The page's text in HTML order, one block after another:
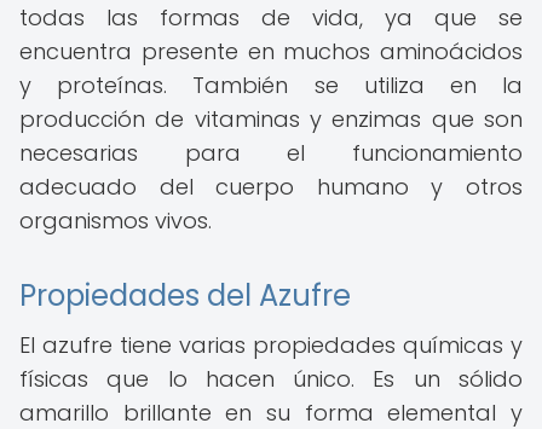
todas las formas de vida, ya que se
encuentra presente en muchos aminoácidos
y proteínas. También se utiliza en la
producción de vitaminas y enzimas que son
necesarias para el funcionamiento
adecuado del cuerpo humano y otros
organismos vivos.
Propiedades del Azufre
El azufre tiene varias propiedades químicas y
físicas que lo hacen único. Es un sólido
amarillo brillante en su forma elemental y